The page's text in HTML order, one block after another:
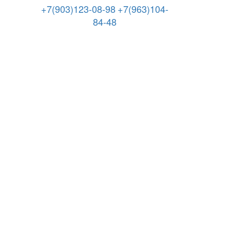
+7(903)123-08-98 +7(963)104-
84-48